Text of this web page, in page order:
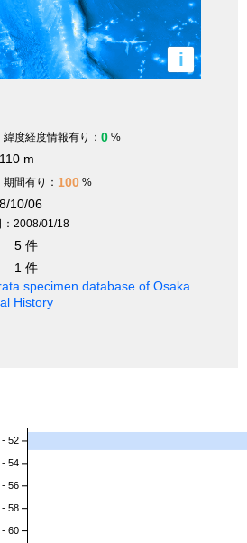
i
緯度経度情報有り： 0 %
m
期間有り： 100 %
10/06
：2008/01/18
5 件
1 件
specimen database of Osaka
History
- 52
- 54
- 56
- 58
- 60